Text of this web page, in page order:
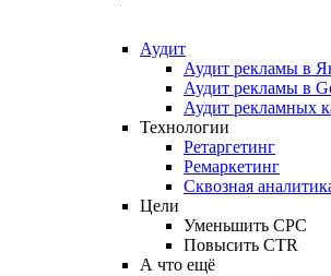
Аудит
Аудит рекламы в
Аудит рекламы в
Аудит рекламных
Технологии
Ретаргетинг
Ремаркетинг
Сквозная
Цели
Уменьшить CPC
Повысить CTR
А что ещё